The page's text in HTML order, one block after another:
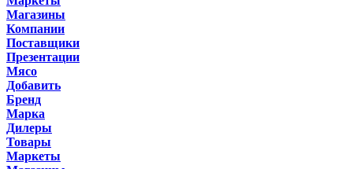
Магазины
Компании
Поставщики
Презентации
Мясо
Добавить
Бренд
Марка
Дилеры
Товары
Маркеты